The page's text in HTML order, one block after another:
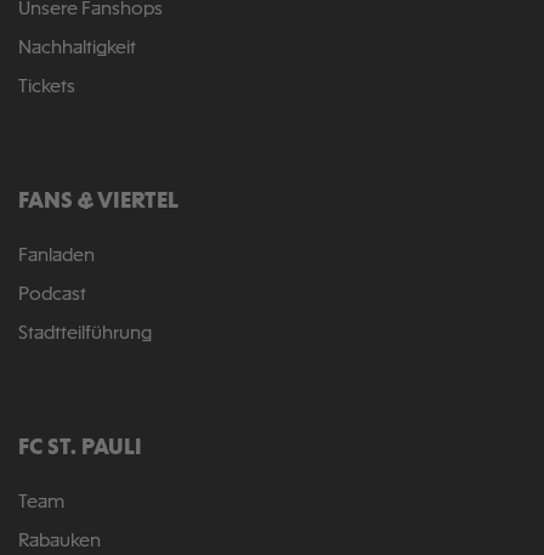
Unsere Fanshops
Nachhaltigkeit
Tickets
FANS & VIERTEL
Fanladen
Podcast
Stadtteilführung
FC ST. PAULI
Team
Rabauken